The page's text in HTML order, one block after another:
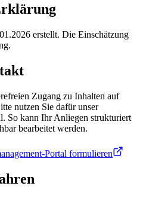
erstellt. Die Einschätzung
Zugang zu Inhalten auf
nutzen Sie dafür unser
So kann Ihr Anliegen strukturiert
bearbeitet werden.
Portal formulieren